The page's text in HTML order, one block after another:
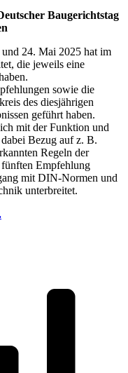
Baugerichtstag
24. Mai 2025 hat im
die jeweils eine
sowie die
des diesjährigen
geführt haben.
mit der Funktion und
Bezug auf z. B.
Regeln der
Empfehlung
mit DIN-Normen und
unterbreitet.